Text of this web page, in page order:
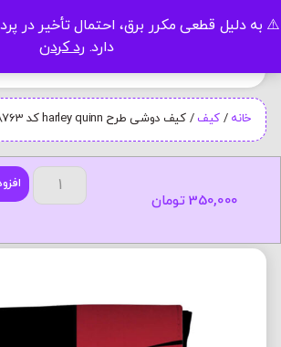
⚠️ به دلیل قطعی مکرر برق، احتمال تأخیر در
دارد. رد کردن
خانه / کیف / کیف دوشی طرح harley quinn کد 8763
350,000 تومان